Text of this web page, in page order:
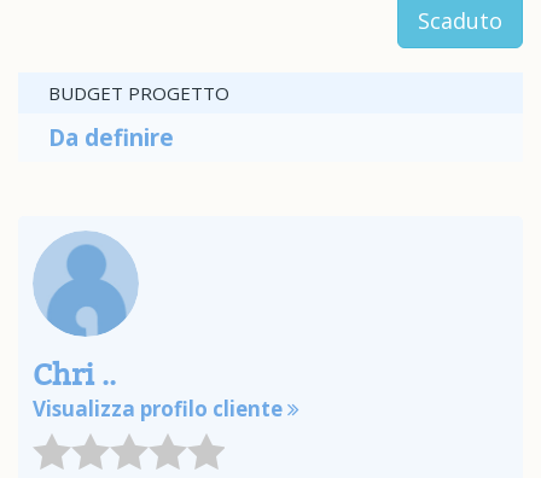
Scaduto
BUDGET PROGETTO
Da definire
Chri ..
Visualizza profilo cliente